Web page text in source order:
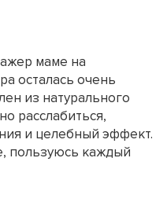
маме на
осталась очень
из натурального
расслабиться,
и целебный эффект.
пользуюсь каждый